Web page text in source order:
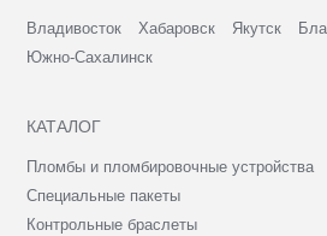
Владивосток Хабаровск Якутск
Южно-Сахалинск
КАТАЛОГ
Пломбы и пломбировочные устройства
Специальные пакеты
Контрольные браслеты